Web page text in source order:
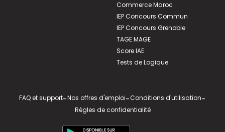
Commerce Maroc
IEP Concours Commun
IEP Concours Grenoble
TAGE MAGE
Score IAE
Tests de Logique
FAQ et support-Nos offres d'emploi-Conditions d'utilisation-
Règles de confidentialité